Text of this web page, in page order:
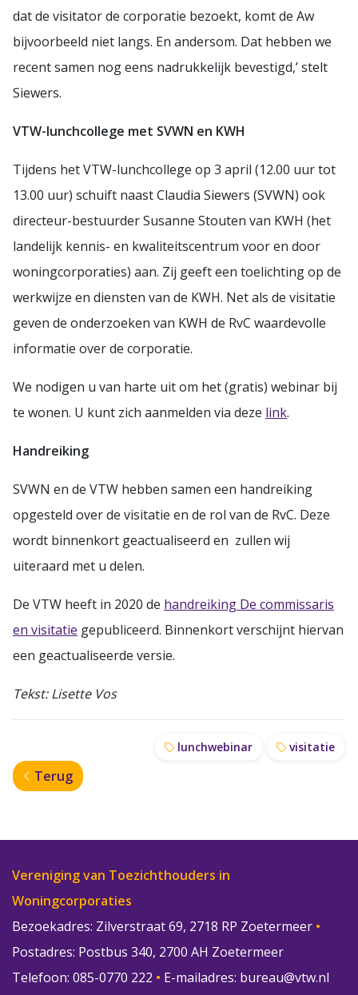
dat de visitator de corporatie bezoekt, komt de Aw
bijvoorbeeld niet langs. En andersom. Dat hebben we
recent samen nog eens nadrukkelijk bevestigd,’ stelt
Siewers.
VTW-lunchcollege met SVWN en KWH
Tijdens het VTW-lunchcollege op 3 april (12.00 uur tot
13.00 uur) schuift naast Claudia Siewers (SVWN) ook
directeur-bestuurder Susanne Stouten van KWH (het
landelijk kennis- en kwaliteitscentrum voor en door
woningcorporaties) aan. Zij geeft een toelichting op de
werkwijze en diensten van de KWH. Net als de visitatie
geven de onderzoeken van KWH de RvC waardevolle
informatie over de corporatie.
We nodigen u van harte uit om het (gratis) webinar bij
te wonen. U kunt zich aanmelden via deze link.
Handreiking
SVWN en de VTW hebben samen een handreiking
opgesteld over de visitatie en de rol van de RvC. Deze
wordt binnenkort geactualiseerd en zullen wij
uiteraard met u delen.
De VTW heeft in 2020 de handreiking De commissaris
en visitatie gepubliceerd. Binnenkort verschijnt hiervan
een geactualiseerde versie.
Tekst: Lisette Vos
lunchwebinar visitatie
Terug
Vereniging van Toezichthouders in
Woningcorporaties
Bezoekadres: Zilverstraat 69, 2718 RP Zoetermeer •
Postadres: Postbus 340, 2700 AH Zoetermeer
Telefoon: 085-0770 222 • E-mailadres: bureau@vtw.nl